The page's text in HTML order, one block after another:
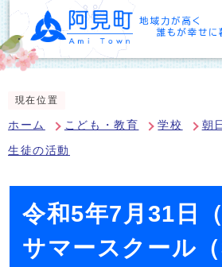
現在位置
ホーム こども・教育 学校 朝
生徒の活動
令和5年7月31日（
サマースクール（